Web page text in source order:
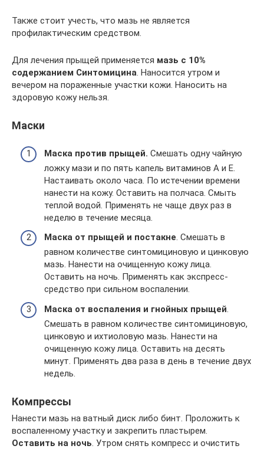
Также стоит учесть, что мазь не является
профилактическим средством.
Для лечения прыщей применяется мазь с 10%
содержанием Синтомицина. Наносится утром и
вечером на пораженные участки кожи. Наносить на
здоровую кожу нельзя.
Маски
Маска против прыщей. Смешать одну чайную
ложку мази и по пять капель витаминов А и Е.
Настаивать около часа. По истечении времени
нанести на кожу. Оставить на полчаса. Смыть
теплой водой. Применять не чаще двух раз в
неделю в течение месяца.
Маска от прыщей и постакне. Смешать в
равном количестве синтомициновую и цинковую
мазь. Нанести на очищенную кожу лица.
Оставить на ночь. Применять как экспресс-
средство при сильном воспалении.
Маска от воспаления и гнойных прыщей
Смешать в равном количестве синтомициновую,
цинковую и ихтиоловую мазь. Нанести на
очищенную кожу лица. Оставить на десять
минут. Применять два раза в день в течение двух
недель.
Компрессы
Нанести мазь на ватный диск либо бинт. Проложить к
воспаленному участку и закрепить пластырем.
Оставить на ночь . Утром снять компресс и очистить